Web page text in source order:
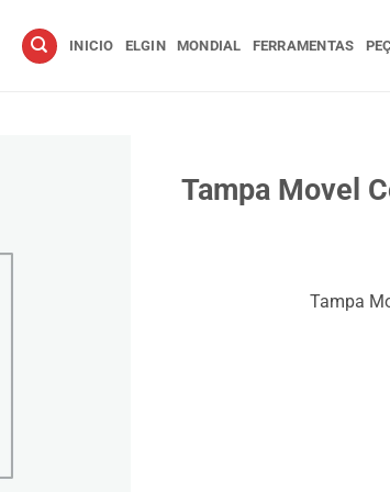
INICIO ELGIN MONDIAL FERRAMENTAS
Tampa Movel
Tampa